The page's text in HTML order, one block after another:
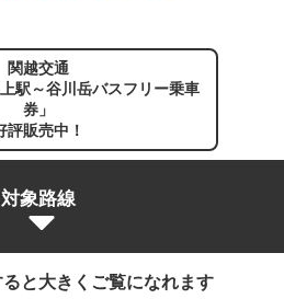
関越交通
駅～谷川岳バスフリー乗車
券」
評販売中！
対象路線
と大きくご覧になれます